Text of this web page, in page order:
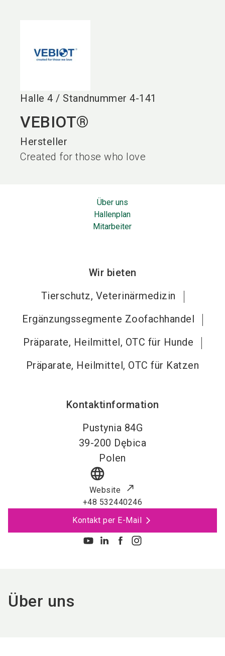
Halle 4 / Standnummer 4-141
VEBIOT®
Hersteller
Created for those who love
Über uns
Hallenplan
Mitarbeiter
Wir bieten
Tierschutz, Veterinärmedizin
Ergänzungssegmente Zoofachhandel
Präparate, Heilmittel, OTC für Hunde
Präparate, Heilmittel, OTC für Katzen
Kontaktinformation
Pustynia 84G
39-200 Dębica
Polen
language
Website
+48 532440246
Kontakt per E-Mail
Über uns